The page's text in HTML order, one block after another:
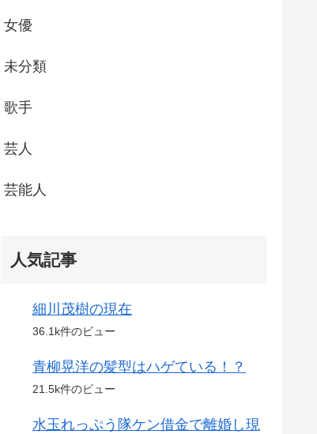
女優
未分類
歌手
芸人
芸能人
人気記事
細川茂樹の現在
36.1k件のビュー
青柳晃洋の髪型はハゲている！？
21.5k件のビュー
水玉れっぷう隊ケン借金で離婚し現